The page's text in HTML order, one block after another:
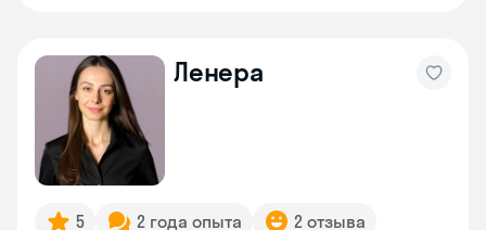
Ленера
5 2 года опыта 2 отзыва